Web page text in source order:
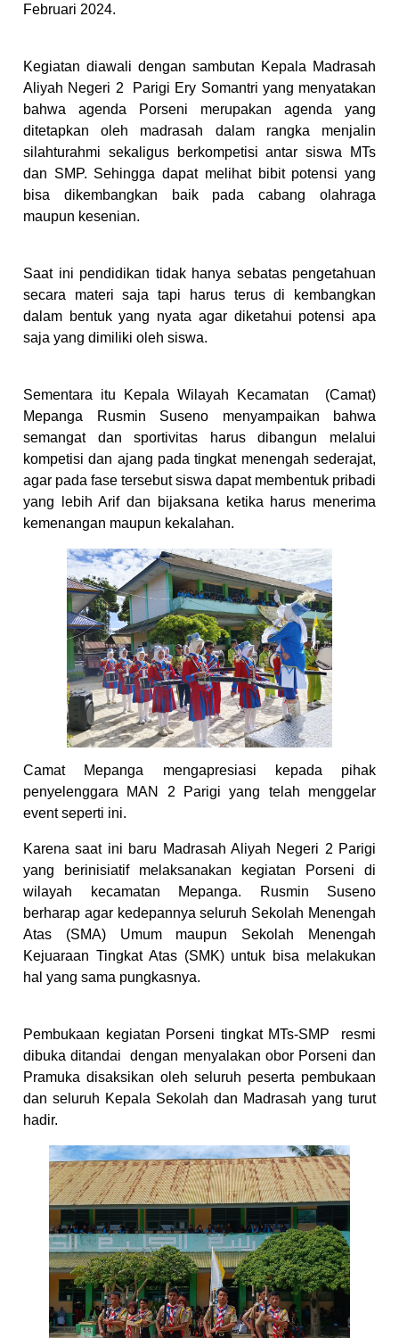
Februari 2024.
Kegiatan diawali dengan sambutan Kepala Madrasah
Aliyah Negeri 2 Parigi Ery Somantri yang menyatakan
bahwa agenda Porseni merupakan agenda yang
ditetapkan oleh madrasah dalam rangka menjalin
silahturahmi sekaligus berkompetisi antar siswa MTs
dan SMP. Sehingga dapat melihat bibit potensi yang
bisa dikembangkan baik pada cabang olahraga
maupun kesenian.
Saat ini pendidikan tidak hanya sebatas pengetahuan
secara materi saja tapi harus terus di kembangkan
dalam bentuk yang nyata agar diketahui potensi apa
saja yang dimiliki oleh siswa.
Sementara itu Kepala Wilayah Kecamatan (Camat)
Mepanga Rusmin Suseno menyampaikan bahwa
semangat dan sportivitas harus dibangun melalui
kompetisi dan ajang pada tingkat menengah sederajat,
agar pada fase tersebut siswa dapat membentuk pribadi
yang lebih Arif dan bijaksana ketika harus menerima
kemenangan maupun kekalahan.
Camat Mepanga mengapresiasi kepada pihak
penyelenggara MAN 2 Parigi yang telah menggelar
event seperti ini.
Karena saat ini baru Madrasah Aliyah Negeri 2 Parigi
yang berinisiatif melaksanakan kegiatan Porseni di
wilayah kecamatan Mepanga. Rusmin Suseno
berharap agar kedepannya seluruh Sekolah Menengah
Atas (SMA) Umum maupun Sekolah Menengah
Kejuaraan Tingkat Atas (SMK) untuk bisa melakukan
hal yang sama pungkasnya.
Pembukaan kegiatan Porseni tingkat MTs-SMP resmi
dibuka ditandai dengan menyalakan obor Porseni dan
Pramuka disaksikan oleh seluruh peserta pembukaan
dan seluruh Kepala Sekolah dan Madrasah yang turut
hadir.